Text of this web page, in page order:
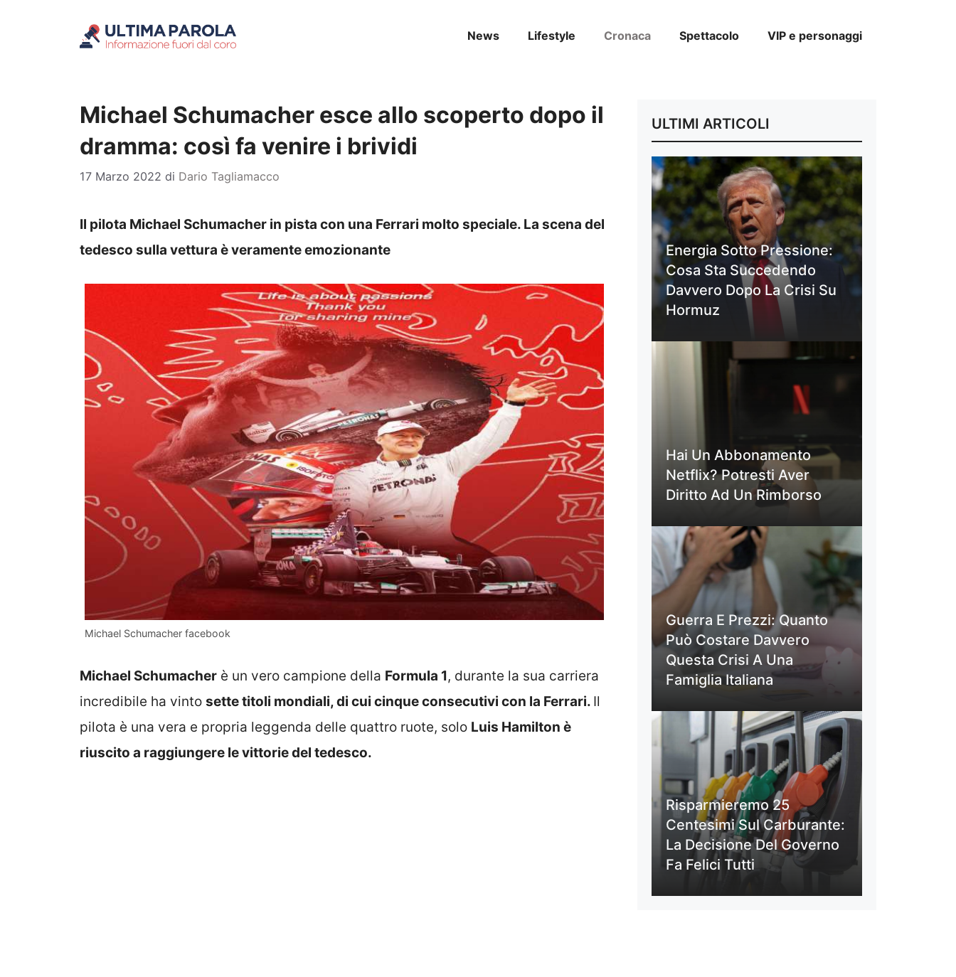
News Lifestyle Cronaca Spettacolo VIP e personaggi
Michael Schumacher esce allo scoperto dopo il
dramma: così fa venire i brividi
17 Marzo 2022 di Dario Tagliamacco
Il pilota Michael Schumacher in pista con una Ferrari molto speciale. La scena del
tedesco sulla vettura è veramente emozionante
Michael Schumacher facebook
Michael Schumacher è un vero campione della Formula 1, durante la sua carriera
incredibile ha vinto sette titoli mondiali, di cui cinque consecutivi con la Ferrari. Il
pilota è una vera e propria leggenda delle quattro ruote, solo Luis Hamilton è
riuscito a raggiungere le vittorie del tedesco.
ULTIMI ARTICOLI
Energia Sotto Pressione:
Cosa Sta Succedendo
Davvero Dopo La Crisi Su
Hormuz
Hai Un Abbonamento
Netflix? Potresti Aver
Diritto Ad Un Rimborso
Guerra E Prezzi: Quanto
Può Costare Davvero
Questa Crisi A Una
Famiglia Italiana
Risparmieremo 25
Centesimi Sul Carburante:
La Decisione Del Governo
Fa Felici Tutti